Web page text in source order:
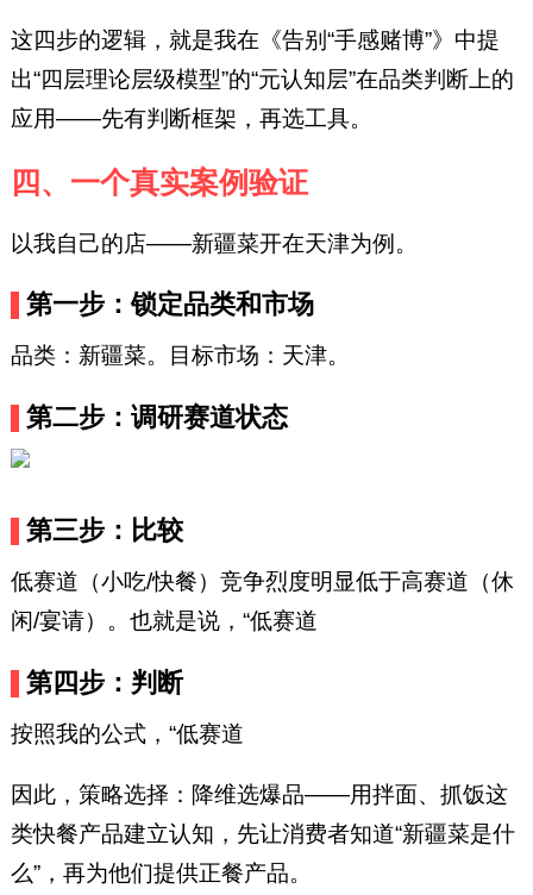
这四步的逻辑，就是我在《告别“手感赌博”》中提
出“四层理论层级模型”的“元认知层”在品类判断上的
应用——先有判断框架，再选工具。
四、一个真实案例验证
以我自己的店——新疆菜开在天津为例。
第一步：锁定品类和市场
品类：新疆菜。目标市场：天津。
第二步：调研赛道状态
第三步：比较
低赛道（小吃/快餐）竞争烈度明显低于高赛道（休
闲/宴请）。也就是说，“低赛道
第四步：判断
按照我的公式，“低赛道
因此，策略选择：降维选爆品——用拌面、抓饭这
类快餐产品建立认知，先让消费者知道“新疆菜是什
么”，再为他们提供正餐产品。